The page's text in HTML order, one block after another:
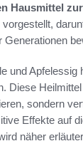
Hausmittel
vorgestellt,
und Apfelessig
Diese
sondern
Effekte auf
näher